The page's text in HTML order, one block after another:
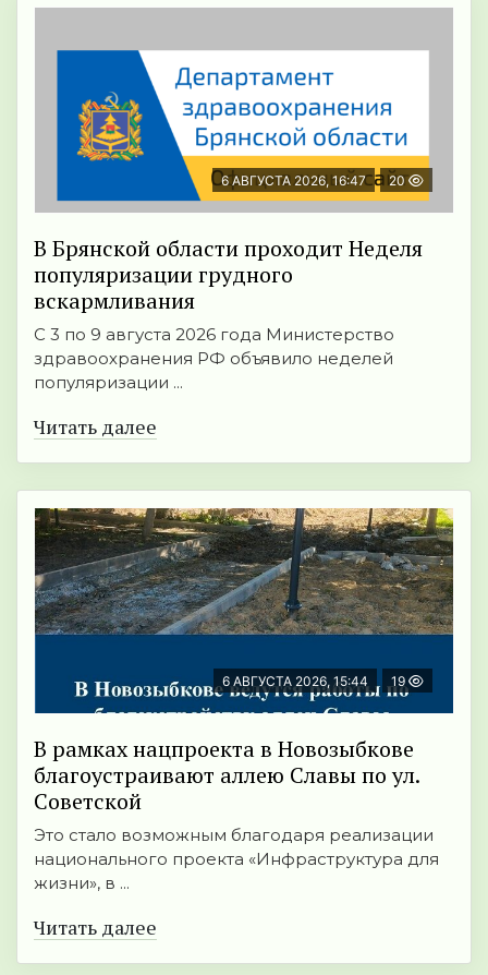
6 АВГУСТА 2026, 16:47 20
В Брянской области проходит Неделя
популяризации грудного
вскармливания
С 3 по 9 августа 2026 года Министерство
здравоохранения РФ объявило неделей
популяризации ...
Читать далее
6 АВГУСТА 2026, 15:44 19
В рамках нацпроекта в Новозыбкове
благоустраивают аллею Славы по ул.
Советской
Это стало возможным благодаря реализации
национального проекта «Инфраструктура для
жизни», в ...
Читать далее